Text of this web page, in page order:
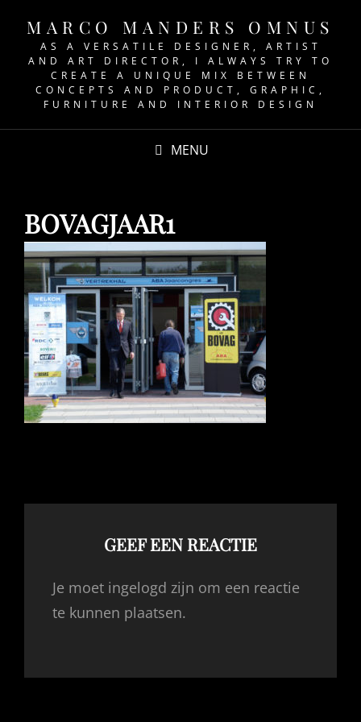
MARCO MANDERS OMNUS
AS A VERSATILE DESIGNER, ARTIST
AND ART DIRECTOR, I ALWAYS TRY TO
CREATE A UNIQUE MIX BETWEEN
CONCEPTS AND PRODUCT, GRAPHIC,
FURNITURE AND INTERIOR DESIGN
MENU
BOVAGJAAR1
GEEF EEN REACTIE
Je moet ingelogd zijn om een reactie
te kunnen plaatsen.